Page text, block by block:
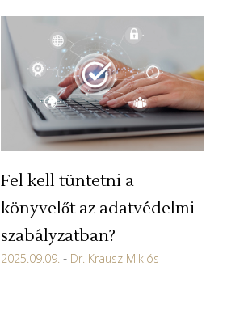
Fel kell tüntetni a
könyvelőt az adatvédelmi
szabályzatban?
2025.09.09. Dr. Krausz Miklós